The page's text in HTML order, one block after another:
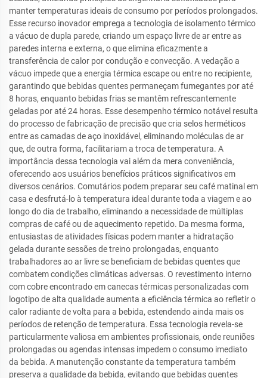
manter temperaturas ideais de consumo por períodos prolongados.
Esse recurso inovador emprega a tecnologia de isolamento térmico
a vácuo de dupla parede, criando um espaço livre de ar entre as
paredes interna e externa, o que elimina eficazmente a
transferência de calor por condução e convecção. A vedação a
vácuo impede que a energia térmica escape ou entre no recipiente,
garantindo que bebidas quentes permaneçam fumegantes por até
8 horas, enquanto bebidas frias se mantêm refrescantemente
geladas por até 24 horas. Esse desempenho térmico notável resulta
do processo de fabricação de precisão que cria selos herméticos
entre as camadas de aço inoxidável, eliminando moléculas de ar
que, de outra forma, facilitariam a troca de temperatura. A
importância dessa tecnologia vai além da mera conveniência,
oferecendo aos usuários benefícios práticos significativos em
diversos cenários. Comutários podem preparar seu café matinal em
casa e desfrutá-lo à temperatura ideal durante toda a viagem e ao
longo do dia de trabalho, eliminando a necessidade de múltiplas
compras de café ou de aquecimento repetido. Da mesma forma,
entusiastas de atividades físicas podem manter a hidratação
gelada durante sessões de treino prolongadas, enquanto
trabalhadores ao ar livre se beneficiam de bebidas quentes que
combatem condições climáticas adversas. O revestimento interno
com cobre encontrado em canecas térmicas personalizadas com
logotipo de alta qualidade aumenta a eficiência térmica ao refletir o
calor radiante de volta para a bebida, estendendo ainda mais os
períodos de retenção de temperatura. Essa tecnologia revela-se
particularmente valiosa em ambientes profissionais, onde reuniões
prolongadas ou agendas intensas impedem o consumo imediato
da bebida. A manutenção constante da temperatura também
preserva a qualidade da bebida, evitando que bebidas quentes